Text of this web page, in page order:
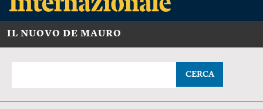
IL NUOVO DE MAURO
CERCA